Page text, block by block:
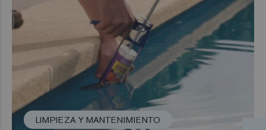
LIMPIEZA Y MANTENIMIENTO